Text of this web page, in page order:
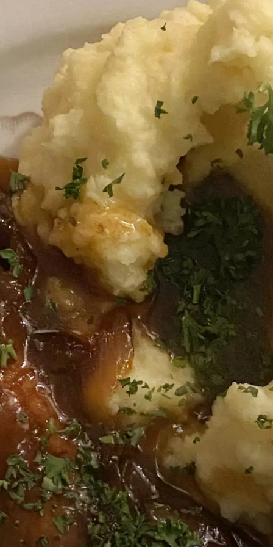
Paramètres de
confidentialité
Afin de faciliter votre navigation et de vous
apporter le meilleur service possible, nous utilisons
des cookies pour améliorer le site aux besoins des
visiteurs, notamment selon la fréquentation.
Nos politique de confidentialité